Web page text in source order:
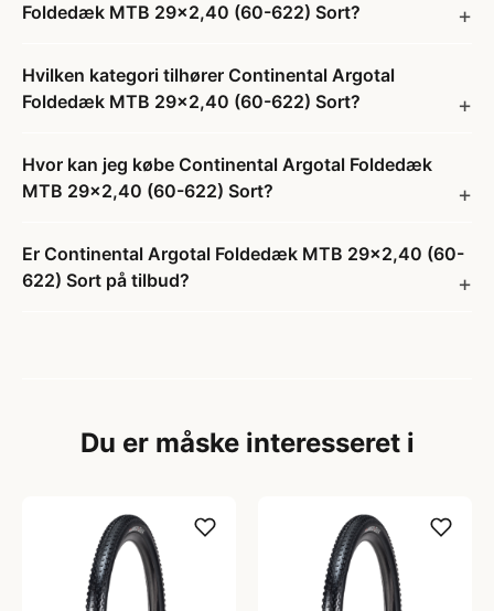
Foldedæk MTB 29x2,40 (60-622) Sort?
Hvilken kategori tilhører Continental Argotal
Foldedæk MTB 29x2,40 (60-622) Sort?
Hvor kan jeg købe Continental Argotal Foldedæk
MTB 29x2,40 (60-622) Sort?
Er Continental Argotal Foldedæk MTB 29x2,40 (60-
622) Sort på tilbud?
Du er måske interesseret i